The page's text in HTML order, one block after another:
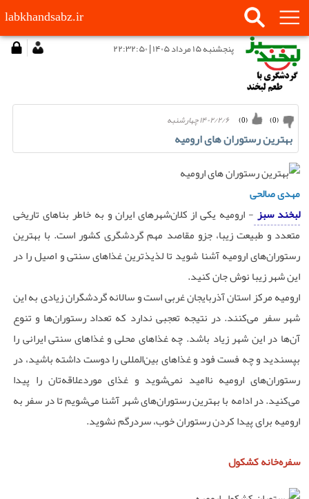
labkhandsabz.ir
پنجشنبه ۱۵ مرداد ۱۴۰۵ | ۲۲:۳۲:۵۰
۱۴۰۲/۲/۶ چهارشنبه (
0
) (
0
)
بهترین رستوران های ارومیه
مهدی صالحی
لبخند سبز - ارومیه یکی از کلان‌شهرهای ایران و به خاطر بناهای تاریخی
متعدد و طبیعت زیبا، جزو مقاصد مهم گردشگری کشور است. با بهترین
رستوران‌های ارومیه آشنا شوید تا لذیذترین غذاهای سنتی و اصیل را در
این شهر زیبا نوش جان کنید.
ارومیه مرکز استان آذربایجان غربی است و سالانه گردشگران زیادی به این
شهر سفر می‌کنند. در نتیجه تعجبی ندارد که تعداد رستوران‌ها و تنوع
آن‌ها در این شهر زیاد باشد. چه غذاهای محلی و غذاهای سنتی ایرانی را
بپسندید و چه فست فود و غذاهای بین‌المللی را دوست داشته باشید، در
رستوران‌های ارومیه ناامید نمی‌شوید و غذای موردعلاقه‌تان را پیدا
می‌کنید. در ادامه با بهترین رستوران‌های شهر آشنا می‌شویم تا در سفر به
ارومیه برای پیدا کردن رستوران خوب، سردرگم نشوید.
سفره‌خانه کشکول